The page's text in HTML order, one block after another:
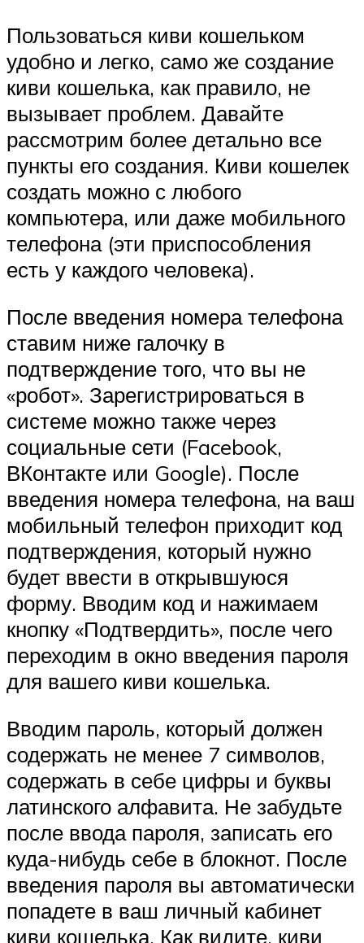
Пользоваться киви кошельком
удобно и легко, само же создание
киви кошелька, как правило, не
вызывает проблем. Давайте
рассмотрим более детально все
пункты его создания. Киви кошелек
создать можно с любого
компьютера, или даже мобильного
телефона (эти приспособления
есть у каждого человека).
После введения номера телефона
ставим ниже галочку в
подтверждение того, что вы не
«робот». Зарегистрироваться в
системе можно также через
социальные сети (Facebook,
ВКонтакте или Google). После
введения номера телефона, на ваш
мобильный телефон приходит код
подтверждения, который нужно
будет ввести в открывшуюся
форму. Вводим код и нажимаем
кнопку «Подтвердить», после чего
переходим в окно введения пароля
для вашего киви кошелька.
Вводим пароль, который должен
содержать не менее 7 символов,
содержать в себе цифры и буквы
латинского алфавита. Не забудьте
после ввода пароля, записать его
куда-нибудь себе в блокнот. После
введения пароля вы автоматически
попадете в ваш личный кабинет
киви кошелька. Как видите, киви